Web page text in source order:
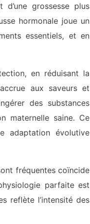
grossesse plus
hormonale joue un
essentiels, et en
en réduisant la
aux saveurs et
des substances
maternelle saine. Ce
adaptation évolutive
fréquentes coïncide
parfaite est
reflète l’intensité des